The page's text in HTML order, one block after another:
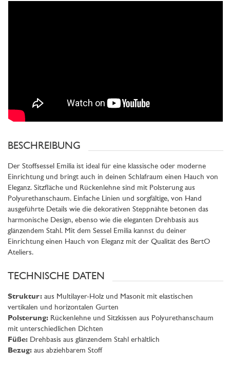
BESCHREIBUNG
Der Stoffsessel Emilia ist ideal für eine klassische oder moderne
Einrichtung und bringt auch in deinen Schlafraum einen Hauch von
Eleganz. Sitzfläche und Rückenlehne sind mit Polsterung aus
Polyurethanschaum. Einfache Linien und sorgfältige, von Hand
ausgeführte Details wie die dekorativen Steppnähte betonen das
harmonische Design, ebenso wie die eleganten Drehbasis aus
glänzendem Stahl. Mit dem Sessel Emilia kannst du deiner
Einrichtung einen Hauch von Eleganz mit der Qualität des BertO
Ateliers.
TECHNISCHE DATEN
Struktur: aus Multilayer-Holz und Masonit mit elastischen
vertikalen und horizontalen Gurten
Polsterung: Rückenlehne und Sitzkissen aus Polyurethanschaum
mit unterschiedlichen Dichten
Füße: Drehbasis aus glänzendem Stahl erhältlich
Bezug: aus abziehbarem Stoff